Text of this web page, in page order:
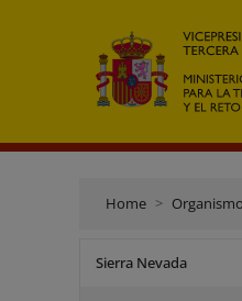
Home
Sierra Nevada